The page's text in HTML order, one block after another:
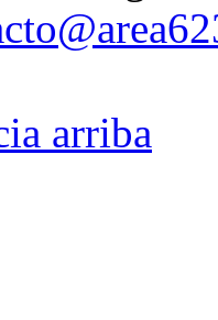
arriba